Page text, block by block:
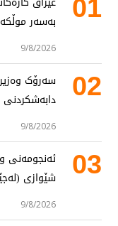
01
بەسەر
9/8/2026
02
سەرۆک
دابەشکردنی
9/8/2026
03
ئەنجومەنی
شێوازی
9/8/2026